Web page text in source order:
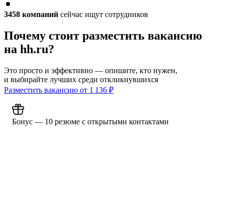
3458 компаний сейчас ищут сотрудников
Почему стоит разместить вакансию
на hh.ru?
Это просто и эффективно — опишите, кто нужен,
и выбирайте лучших среди откликнувшихся
Разместить вакансию от 1 136 ₽
Бонус — 10 резюме с открытыми контактами